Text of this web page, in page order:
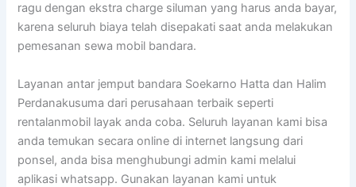
ragu dengan ekstra charge siluman yang harus anda bayar,
karena seluruh biaya telah disepakati saat anda melakukan
pemesanan sewa mobil bandara.
Layanan antar jemput bandara Soekarno Hatta dan Halim
Perdanakusuma dari perusahaan terbaik seperti
rentalanmobil layak anda coba. Seluruh layanan kami bisa
anda temukan secara online di internet langsung dari
ponsel, anda bisa menghubungi admin kami melalui
aplikasi whatsapp. Gunakan layanan kami untuk